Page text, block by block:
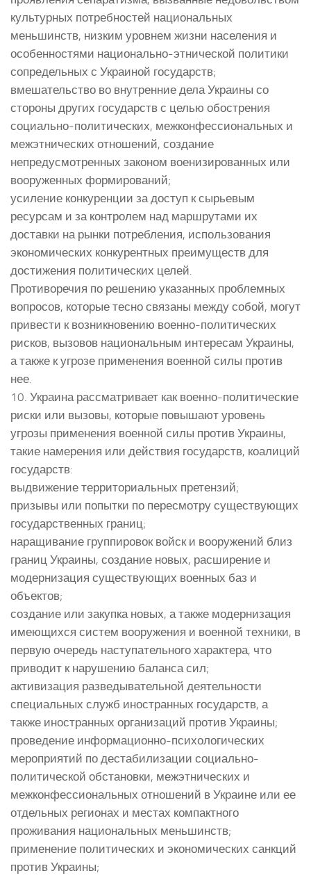
культурных потребностей национальных
меньшинств, низким уровнем жизни населения и
особенностями национально-этнической политики
сопредельных с Украиной государств;
вмешательство во внутренние дела Украины со
стороны других государств с целью обострения
социально-политических, межконфессиональных и
межэтнических отношений, создание
непредусмотренных законом военизированных или
вооруженных формирований;
усиление конкуренции за доступ к сырьевым
ресурсам и за контролем над маршрутами их
доставки на рынки потребления, использования
экономических конкурентных преимуществ для
достижения политических целей.
Противоречия по решению указанных проблемных
вопросов, которые тесно связаны между собой, могут
привести к возникновению военно-политических
рисков, вызовов национальным интересам Украины,
а также к угрозе применения военной силы против
нее.
10. Украина рассматривает как военно-политические
риски или вызовы, которые повышают уровень
угрозы применения военной силы против Украины,
такие намерения или действия государств, коалиций
государств:
выдвижение территориальных претензий;
призывы или попытки по пересмотру существующих
государственных границ;
наращивание группировок войск и вооружений близ
границ Украины, создание новых, расширение и
модернизация существующих военных баз и
объектов;
создание или закупка новых, а также модернизация
имеющихся систем вооружения и военной техники, в
первую очередь наступательного характера, что
приводит к нарушению баланса сил;
активизация разведывательной деятельности
специальных служб иностранных государств, а
также иностранных организаций против Украины;
проведение информационно-психологических
мероприятий по дестабилизации социально-
политической обстановки, межэтнических и
межконфессиональных отношений в Украине или ее
отдельных регионах и местах компактного
проживания национальных меньшинств;
применение политических и экономических санкций
против Украины;